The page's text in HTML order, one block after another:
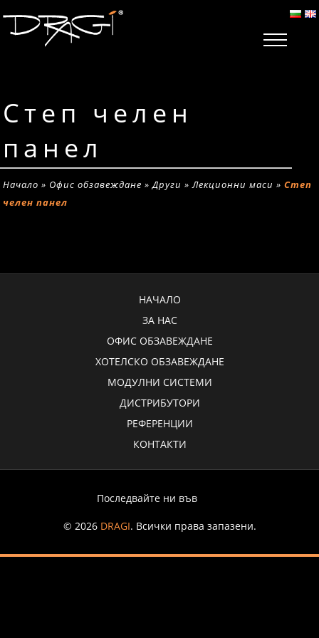
Степ челен
панел
Начало » Офис обзавеждане »Други »Лекционни маси »Степ
челен панел
НАЧАЛО
ЗА НАС
ОФИС ОБЗАВЕЖДАНЕ
ХОТЕЛСКО ОБЗАВЕЖДАНЕ
МОДУЛНИ СИСТЕМИ
ДИСТРИБУТОРИ
РЕФЕРЕНЦИИ
КОНТАКТИ
Последвайте ни във
© 2026 DRAGI. Всички права запазени.